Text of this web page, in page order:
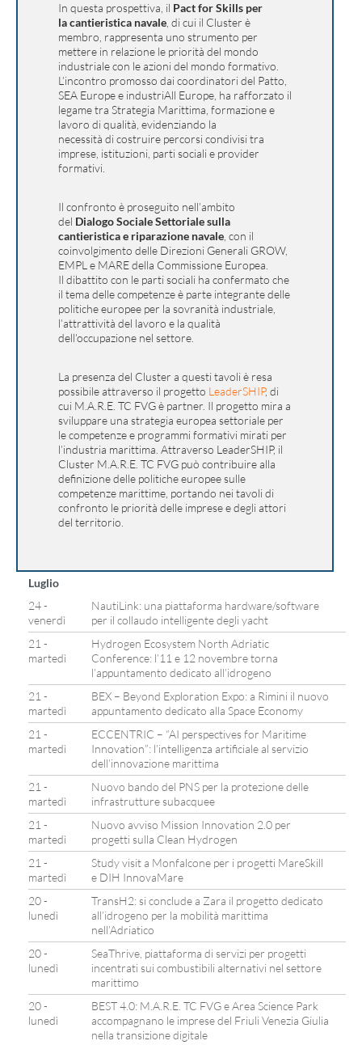
In questa prospettiva, il Pact for Skills per
la cantieristica navale di cui il Cluster è
membro, rappresenta uno strumento per
mettere in relazione le priorità del mondo
industriale con le azioni del mondo formativo.
L’incontro promosso dai coordinatori del Patto,
SEA Europe e industriAll Europe, ha rafforzato il
legame tra Strategia Marittima, formazione e
lavoro di qualità, evidenziando la
necessità di costruire percorsi condivisi tra
imprese, istituzioni, parti sociali e provider
formativi.
Il confronto è proseguito nell’ambito
del Dialogo Sociale Settoriale sulla
cantieristica e riparazione navale , con il
coinvolgimento delle Direzioni Generali GROW,
EMPL e MARE della Commissione Europea.
Il dibattito con le parti sociali ha confermato che
il tema delle competenze è parte integrante delle
politiche europee per la sovranità industriale,
l’attrattività del lavoro e la qualità
dell’occupazione nel settore.
La presenza del Cluster a questi tavoli è resa
possibile attraverso il progetto LeaderSHIP, di
cui M.A.R.E. TC FVG è partner. Il progetto mira a
sviluppare una strategia europea settoriale per
le competenze e programmi formativi mirati per
l’industria marittima. Attraverso LeaderSHIP, il
Cluster M.A.R.E. TC FVG può contribuire alla
definizione delle politiche europee sulle
competenze marittime, portando nei tavoli di
confronto le priorità delle imprese e degli attori
del territorio.
Luglio
24 -
venerdì
NautiLink: una piattaforma hardware/software
per il collaudo intelligente degli yacht
21 -
martedì
Hydrogen Ecosystem North Adriatic
Conference: l’11 e 12 novembre torna
l’appuntamento dedicato all’idrogeno
21 -
martedì
BEX – Beyond Exploration Expo: a Rimini il nuovo
appuntamento dedicato alla Space Economy
21 -
martedì
ECCENTRIC – “AI perspectives for Maritime
Innovation”: l’intelligenza artificiale al servizio
dell’innovazione marittima
21 -
martedì
Nuovo bando del PNS per la protezione delle
infrastrutture subacquee
21 -
martedì
Nuovo avviso Mission Innovation 2.0 per
progetti sulla Clean Hydrogen
21 -
martedì
Study visit a Monfalcone per i progetti MareSkill
e DIH InnovaMare
20 -
lunedì
TransH2: si conclude a Zara il progetto dedicato
all’idrogeno per la mobilità marittima
nell’Adriatico
20 -
lunedì
SeaThrive, piattaforma di servizi per progetti
incentrati sui combustibili alternativi nel settore
marittimo
20 -
lunedì
BEST 4.0: M.A.R.E. TC FVG e Area Science Park
accompagnano le imprese del Friuli Venezia Giulia
nella transizione digitale